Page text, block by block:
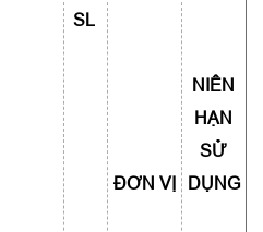
SL
ĐƠN VỊ
NIÊN
HẠN
SỬ
DỤNG